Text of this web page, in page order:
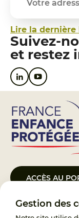
Gestion des
Lire la
Suivez-
et restez
ACCÈS AU
Le Groupement
janvier 2023, a pour